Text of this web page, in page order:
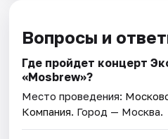
Вопросы и
Где пройдет концерт
«Mosbrew»?
Место проведения:
Компания. Город — Москва.